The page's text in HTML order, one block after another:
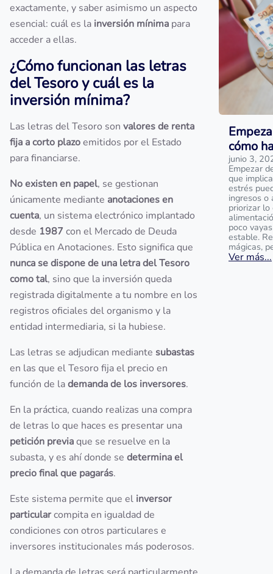
exactamente, y saber asimismo un aspecto
esencial: cuál es la inversión mínima para
acceder a ellas.
¿Cómo funcionan las letras
del Tesoro y cuál es la
inversión mínima?
Las letras del Tesoro son valores de renta
fija a corto plazoemitidos por el Estado
para financiarse.
No existen en papel, se gestionan
únicamente mediante anotaciones en
cuenta, un sistema electrónico implantado
desde 1987 con el Mercado de Deuda
Pública en Anotaciones. Esto significa que
nunca se dispone de una letra del Tesoro
como tal, sino que la inversión queda
registrada digitalmente a tu nombre en los
registros oficiales del organismo y la
entidad intermediaria, si la hubiese.
Las letras se adjudican mediante subastas
en las que el Tesoro fija el precio en
función de lademanda de los inversores.
En la práctica, cuando realizas una compra
de letras lo que haces es presentar una
petición previaque se resuelve en la
subasta, y es ahí donde se determina el
precio final que pagarás.
Este sistema permite que el inversor
particularcompita en igualdad de
condiciones con otros particulares e
inversores institucionales más poderosos.
cómo
junio 3,
Empezar
que
estrés
ingresos o
priorizar lo
poco
estable.
mágicas,
Ver más...